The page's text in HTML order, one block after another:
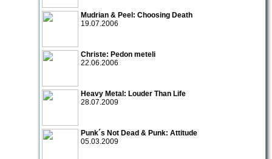
Mudrian & Peel: Choosing Death
19.07.2006
Christe: Pedon meteli
22.06.2006
Heavy Metal: Louder Than Life
28.07.2009
Punk´s Not Dead & Punk: Attitude
05.03.2009